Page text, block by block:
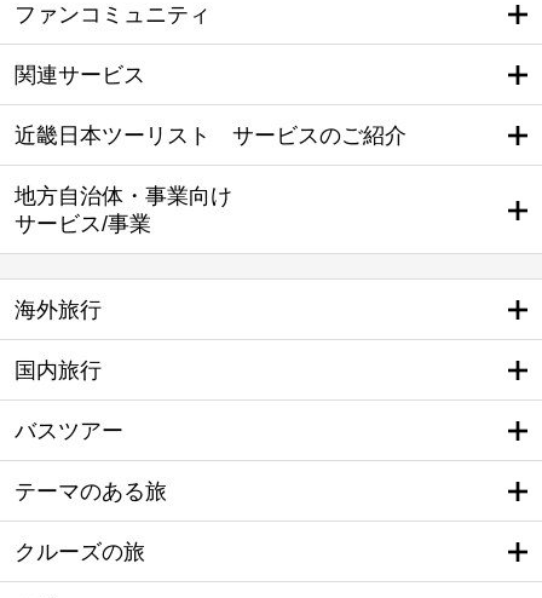
ファンコミュニティ
関連サービス
近畿日本ツーリスト サービスのご紹介
地方自治体・事業向け
サービス/事業
海外旅行
国内旅行
バスツアー
テーマのある旅
クルーズの旅